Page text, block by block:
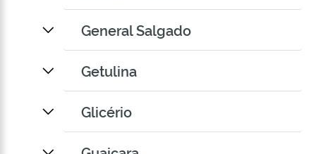
General Salgado
Getulina
Glicério